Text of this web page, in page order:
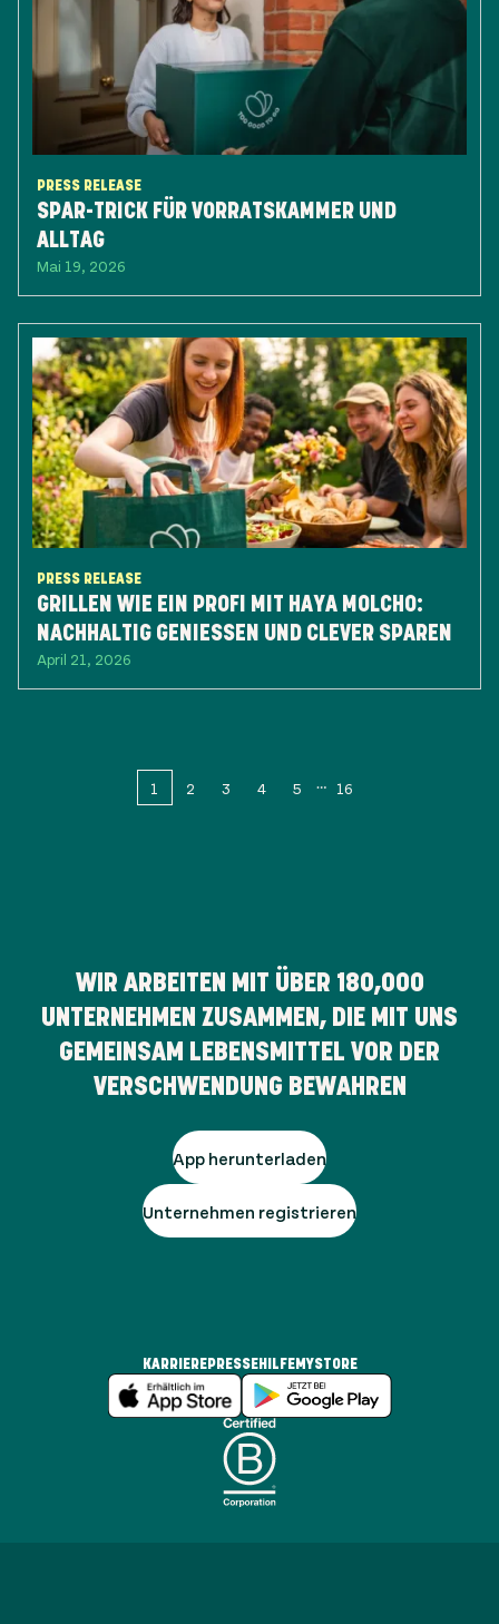
PRESS RELEASE
SPAR-TRICK FÜR VORRATSKAMMER UND
ALLTAG
Mai 19, 2026
PRESS RELEASE
GRILLEN WIE EIN PROFI MIT HAYA MOLCHO:
NACHHALTIG GENIESSEN UND CLEVER SPAREN
April 21, 2026
1 2 3 4 5 16
WIR ARBEITEN MIT ÜBER 180,000
UNTERNEHMEN ZUSAMMEN, DIE MIT UNS
GEMEINSAM LEBENSMITTEL VOR DER
VERSCHWENDUNG BEWAHREN
App herunterladen
Unternehmen registrieren
KARRIEREPRESSEHILFEMYSTORE